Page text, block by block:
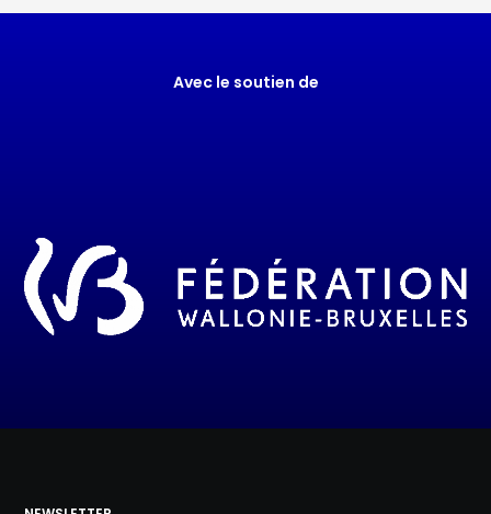
Avec le soutien de